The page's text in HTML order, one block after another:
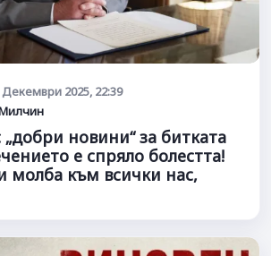
Декември 2025, 22:39
„добри новини“ за битката
е спряло болестта!
молба към всички нас,